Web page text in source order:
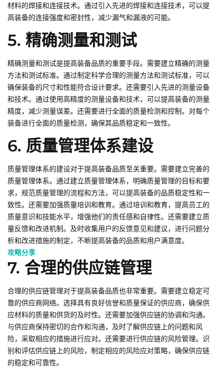
材料的焊接和连接技术。通过引入先进的焊接和连接技术，可以提
高装备的连接强度和密封性，减少漏气和漏液的可能。
5. 精确测量和测试
精确测量和测试是提高装备品质的重要手段。需要建立精确的测量
方法和测试标准。通过制定科学合理的测量方法和测试标准，可以
确保装备的尺寸和性能符合设计要求。还需要引入先进的测量设备
和技术。通过使用高精度的测量设备和技术，可以提高装备的测量
精度，减少测量误差。还需要进行全面的质量检测和控制。对每个
装备进行全面的质量检测，确保其品质稳定和一致性。
6. 质量管理体系建设
质量管理体系的建设对于提高装备品质至关重要。需要建立完善的
质量管理体系。通过建立质量管理体系，明确质量管理的目标和要
求，规范质量管理的流程和方法，可以提高装备的品质稳定性和一
致性。还需要加强质量培训和教育。通过培训和教育，提高员工的
质量意识和技能水平，增强他们的责任感和自律性。还需要建立质
量反馈和改进机制。及时收集用户的反馈意见和建议，进行问题分
析和改进措施的制定，不断提高装备的品质和用户满意度。
攻略分享
7. 合理的供应链管理
合理的供应链管理对于提高装备品质也非常重要。需要建立稳定可
靠的供应商网络。选择具有良好信誉和质量保证的供应商，确保供
应材料的质量和供货的及时性。还需要加强供应链的协调和沟通。
与供应商保持密切的合作和沟通，及时了解供应链上的问题和风
险，采取相应的措施进行应对。还需要进行供应链的风险管理。识
别和评估供应链上的风险，制定相应的风险应对策略，确保供应链
的稳定和可靠性。